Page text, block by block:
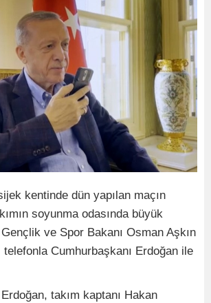
kentinde dün yapılan maçın
soyunma odasında büyük
ve Spor Bakanı Osman Aşkın
telefonla Cumhurbaşkanı Erdoğan ile
takım kaptanı Hakan